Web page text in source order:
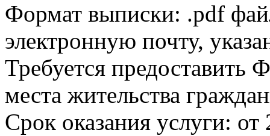
Формат выписки: .pdf
электронную почту,
Требуется
места жительства
Срок оказания услуги: от